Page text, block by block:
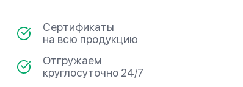
Сертификаты
на всю продукцию
Отгружаем
круглосуточно 24/7